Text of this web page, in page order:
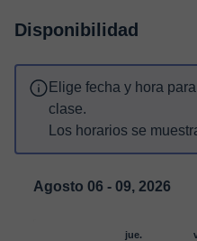
Disponibilidad
Elige fecha y hora
clase.
Los horarios se
Agosto 06 - 09, 2026
jue.